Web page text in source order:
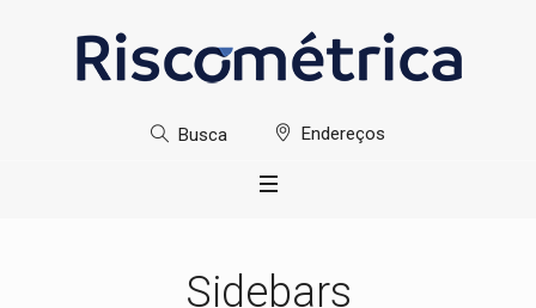
Busca Endereços
Sidebars